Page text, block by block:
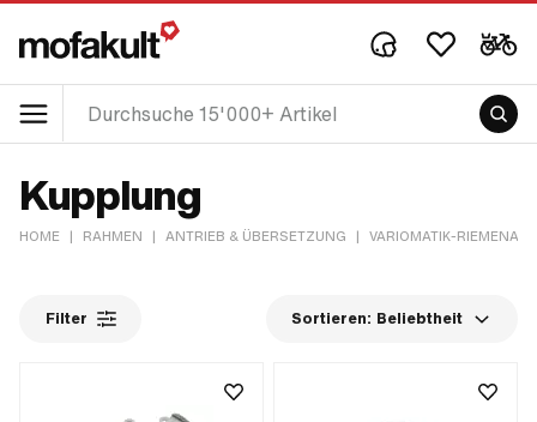
Kupplung
HOME | RAHMEN | ANTRIEB & ÜBERSETZUNG | VARIOMATIK-
Filter Sortieren: Beliebtheit